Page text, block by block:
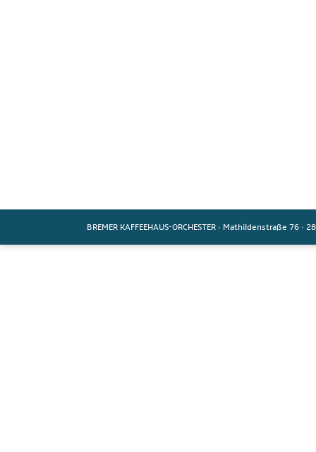
BREMER KAFFEEHAUS-ORCHESTER · Mathildenstraße 76 ·